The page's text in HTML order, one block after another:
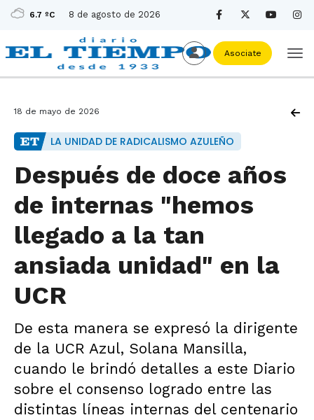
6.7 ºC 8 de agosto de 2026
Asociate
18 de mayo de 2026
LA UNIDAD DE RADICALISMO AZULEÑO
Después de doce años
de internas "hemos
llegado a la tan
ansiada unidad" en la
UCR
De esta manera se expresó la dirigente
de la UCR Azul, Solana Mansilla,
cuando le brindó detalles a este Diario
sobre el consenso logrado entre las
distintas líneas internas del centenario